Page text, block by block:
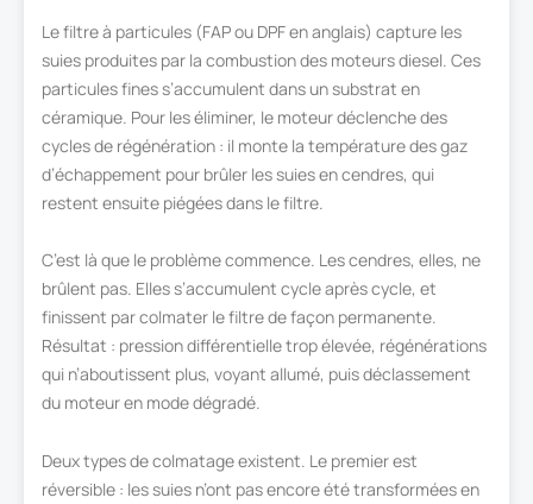
Le filtre à particules (FAP ou DPF en anglais) capture les
suies produites par la combustion des moteurs diesel. Ces
particules fines s’accumulent dans un substrat en
céramique. Pour les éliminer, le moteur déclenche des
cycles de régénération : il monte la température des gaz
d’échappement pour brûler les suies en cendres, qui
restent ensuite piégées dans le filtre.
C’est là que le problème commence. Les cendres, elles, ne
brûlent pas. Elles s’accumulent cycle après cycle, et
finissent par colmater le filtre de façon permanente.
Résultat : pression différentielle trop élevée, régénérations
qui n’aboutissent plus, voyant allumé, puis déclassement
du moteur en mode dégradé.
Deux types de colmatage existent. Le premier est
réversible : les suies n’ont pas encore été transformées en